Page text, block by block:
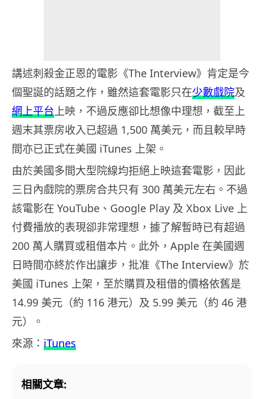
講述刺殺金正恩的電影《The Interview》肯定是今
個聖誕的話題之作，雖然這套電影只在少數戲院及
網上平台上映，不過反應卻比想像中理想，截至上
週末其票房收入已超過 1,500 萬美元，而且較早時
間亦已正式在美國 iTunes 上架。
由於美國多間大型院線均拒絕上映這套電影，因此
三日內戲院的票房合共只有 300 萬美元左右。不過
該電影在 YouTube、Google Play 及 Xbox Live 上
付費播放的表現卻非常理想，據了解暫時已有超過
200 萬人購買或租借本片。此外，Apple 在美國週
日時間亦終於作出讓步，批准《The Interview》於
美國 iTunes 上架，至於購買及租借的價格依舊是
14.99 美元（約 116 港元）及 5.99 美元（約 46 港
元）。
來源： iTunes
相關文章: